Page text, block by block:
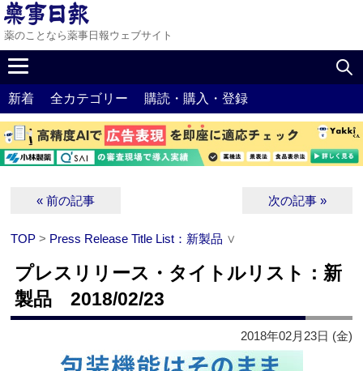
薬のことなら薬事日報ウェブサイト
新着 全カテゴリー 購読・購入・登録
« 前の記事 次の記事 »
TOP > Press Release Title List：新製品 ∨
プレスリリース・タイトルリスト：新
製品 2018/02/23
2018年02月23日 (金)